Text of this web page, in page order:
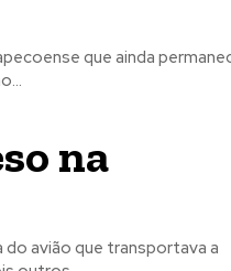
que ainda
na
do avião que transportava a